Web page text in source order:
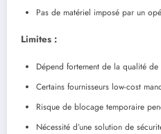
Pas de matériel imposé par un
Limites :
Dépend fortement de la qualité
Certains fournisseurs low-cost
Risque de blocage temporaire
Nécessité d’une solution de